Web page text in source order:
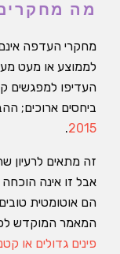
מה
מחקרי העדפה
לממוצע או מעט
העדיפו למפגשים
ביחסים ארוכים;
2015
.
זה מתאים לרעיון
אבל זו אינה
הם אוטומטית
המאמר המוקדש
פינים גדולים או